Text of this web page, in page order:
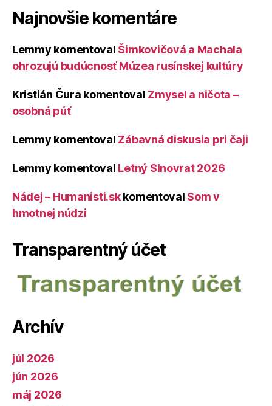
Najnovšie komentáre
Lemmy komentoval Šimkovičová a Machala
ohrozujú budúcnosť Múzea rusínskej kultúry
Kristián Čura komentoval Zmysel a ničota –
osobná púť
Lemmy komentoval Zábavná diskusia pri čaji
Lemmy komentoval Letný Slnovrat 2026
Nádej – Humanisti.skkomentoval Som v
hmotnej núdzi
Transparentný účet
Archív
júl 2026
jún 2026
máj 2026